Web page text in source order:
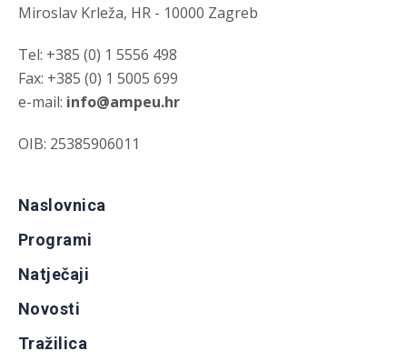
Miroslav Krleža, HR - 10000 Zagreb
Tel: +385 (0) 1 5556 498
Fax: +385 (0) 1 5005 699
e-mail: info@ampeu.hr
OIB: 25385906011
Naslovnica
Programi
Natječaji
Novosti
Tražilica